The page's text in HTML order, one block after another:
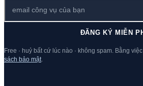
ĐĂNG KÝ MIỄN
Free · huỷ bất cứ lúc nào · không spam. Bằng
sách bảo mật